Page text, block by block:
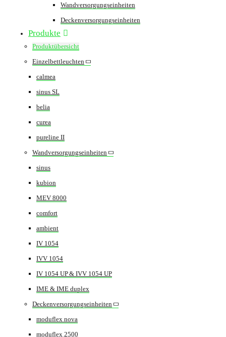
Wandversorgungseinheiten
Deckenversorgungseinheiten
Produkte
Produktübersicht
Einzelbettleuchten
calmea
sinus SL
belia
curea
pureline II
Wandversorgungseinheiten
sinus
kubion
MEV 8000
comfort
ambient
IV 1054
IVV 1054
IV 1054 UP & IVV 1054 UP
IME & IME duplex
Deckenversorgungseinheiten
moduflex nova
moduflex 2500